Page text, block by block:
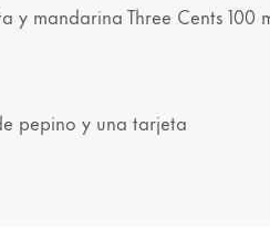
y mandarina Three Cents 100
pepino y una tarjeta